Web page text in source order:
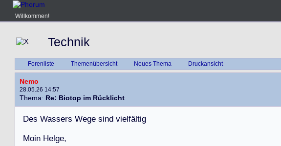
Willkommen!
Technik
Forenliste Themenübersicht Neues Thema Druckansicht
Nemo
28.05.26 14:57
Thema: Re: Biotop im Rücklicht
Des Wassers Wege sind vielfältig
Moin Helge,